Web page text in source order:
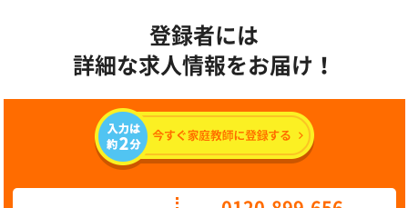
登録者には
詳細な求人情報をお届け！